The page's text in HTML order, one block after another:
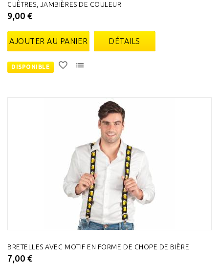
GUÊTRES, JAMBIÈRES DE COULEUR
9,00 €
AJOUTER AU PANIER DÉTAILS
DISPONIBLE
BRETELLES AVEC MOTIF EN FORME DE CHOPE DE BIÈRE
7,00 €